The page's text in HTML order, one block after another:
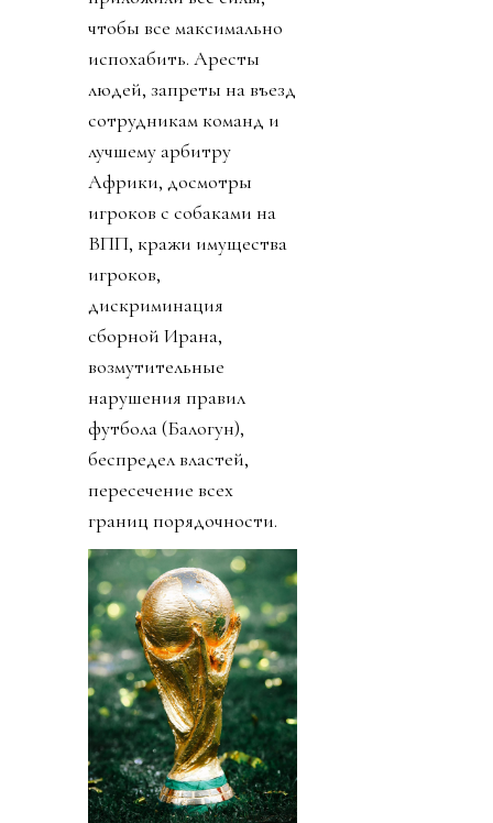
чтобы все максимально
испохабить. Аресты
людей, запреты на въезд
сотрудникам команд и
лучшему арбитру
Африки, досмотры
игроков с собаками на
ВПП, кражи имущества
игроков,
дискриминация
сборной Ирана,
возмутительные
нарушения правил
футбола (Балогун),
беспредел властей,
пересечение всех
границ порядочности.